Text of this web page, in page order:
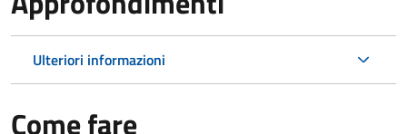
Ulteriori informazioni
Come fare